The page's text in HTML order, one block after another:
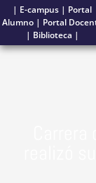
| E-campus | Portal
Alumno| Portal
| Biblioteca |